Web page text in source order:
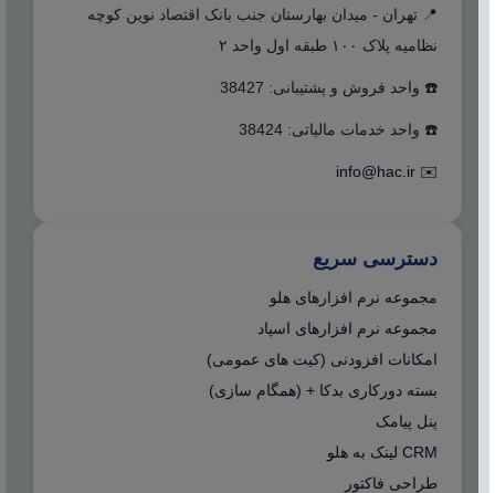
📍 تهران - میدان بهارستان جنب بانک اقتصاد نوین کوچه
نظامیه پلاک ۱۰۰ طبقه اول واحد ۲
☎️ واحد فروش و پشتیبانی: 38427
☎️ واحد خدمات مالیاتی: 38424
✉️
info@hac.ir
دسترسی سریع
مجموعه نرم افزارهای هلو
مجموعه نرم افزارهای اسپاد
امکانات افزودنی (کیت های عمومی)
بسته دورکاری بدکا + (همگام سازی)
پنل پیامک
CRM لینک به هلو
طراحی فاکتور